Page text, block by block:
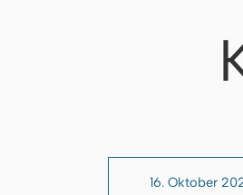
16. Oktober